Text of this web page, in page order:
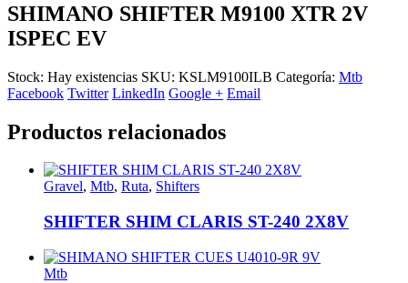
SHIMANO SHIFTER M9100 XTR 2V
ISPEC EV
Stock: Hay existencias SKU: KSLM9100ILB Categoría: Mtb
Facebook Twitter LinkedIn Google + Email
Productos relacionados
Gravel, Mtb, Ruta, Shifters
SHIFTER SHIM CLARIS ST-240 2X8V
Mtb